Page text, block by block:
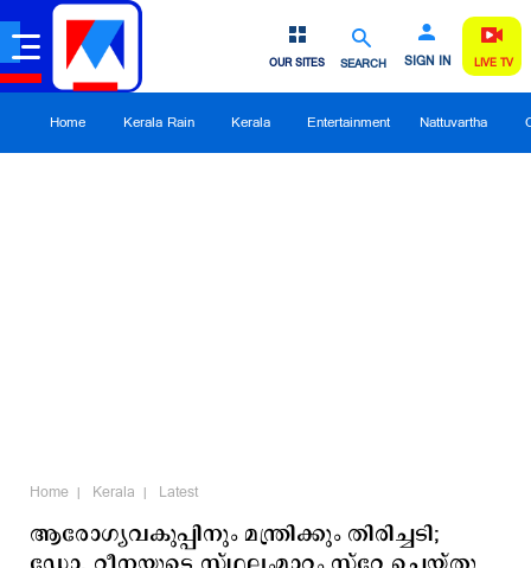
SEARCH SIGN IN
OUR SITES LIVE TV
Home Kerala Rain Kerala Entertainment Nattuvartha
Home Kerala Latest
ആരോഗ്യവകുപ്പിനും മന്ത്രിക്കും തിരിച്ചടി;